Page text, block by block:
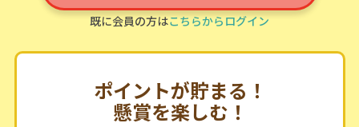
既に会員の方はこちらからログイン
ポイントが貯まる！
懸賞を楽しむ！